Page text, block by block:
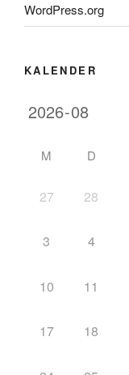
WordPress.org
KALENDER
M D
27 28
3 4
10 11
17 18